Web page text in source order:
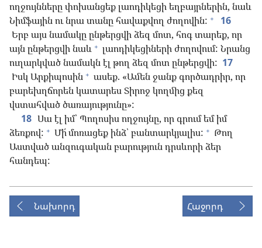
ողջույնները փոխանցեք լաոդիկեցի եղբայրներին, նաև
Նիմֆային ու նրա տանը հավաքվող ժողովին: +
16
Երբ այս նամակը ընթերցվի ձեզ մոտ, հոգ տարեք, որ
այն ընթերցվի նաև + լաոդիկեցիների ժողովում: Նրանց
ուղարկված նամակն էլ թող ձեզ մոտ ընթերցվի: 17
Իսկ Արքիպոսին + ասեք. «Ամեն ջանք գործադրիր, որ
բարեխղճորեն կատարես Տիրոջ կողմից քեզ
վստահված ծառայությունը»:
18 Սա էլ իմ՝ Պողոսիս ողջույնը, որ գրում եմ իմ
ձեռքով: + Մի՛ մոռացեք ինձ՝ բանտարկյալիս: + Թող
Աստված անզուգական բարություն դրսևորի ձեր
հանդեպ:
Նախորդ Հաջորդ